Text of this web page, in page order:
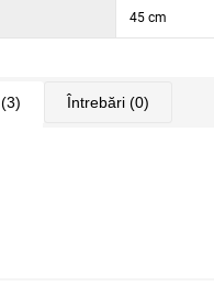
45 cm
(3) Întrebări (0)